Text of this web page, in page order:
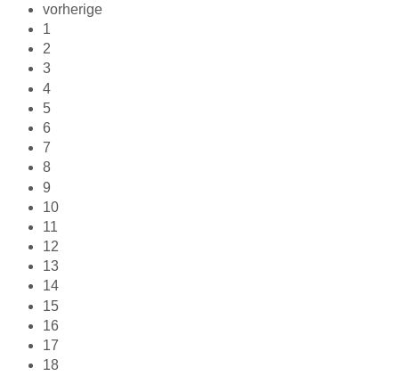
vorherige
1
2
3
4
5
6
7
8
9
10
11
12
13
14
15
16
17
18